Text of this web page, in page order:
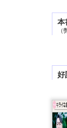
本
好